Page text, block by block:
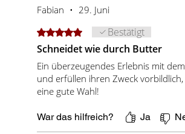
Fabian • 29. Juni
Mit 5 von 5 Sternen bewertet.
Bestätigt
Schneidet wie durch Butter
Ein überzeugendes Erlebnis mit
und erfüllen ihren Zweck
eine gute Wahl!
War das hilfreich? Ja